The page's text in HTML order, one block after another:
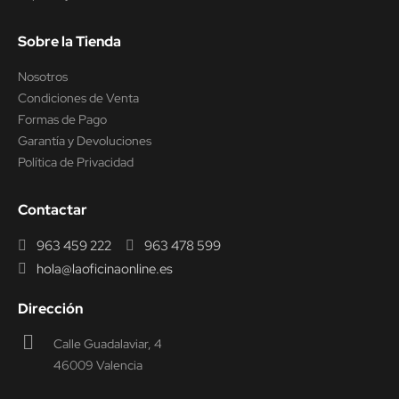
Sobre la Tienda
Nosotros
Condiciones de Venta
Formas de Pago
Garantía y Devoluciones
Política de Privacidad
Contactar
963 459 222
963 478 599
hola@laoficinaonline.es
Dirección
Calle Guadalaviar, 4
46009 Valencia